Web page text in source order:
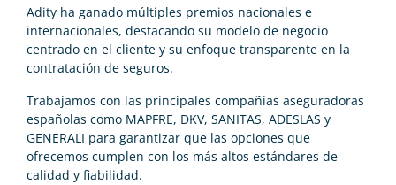
Adity ha ganado múltiples premios nacionales e
internacionales, destacando su modelo de negocio
centrado en el cliente y su enfoque transparente en la
contratación de seguros.
Trabajamos con las principales compañías aseguradoras
españolas como MAPFRE, DKV, SANITAS, ADESLAS y
GENERALI para garantizar que las opciones que
ofrecemos cumplen con los más altos estándares de
calidad y fiabilidad.